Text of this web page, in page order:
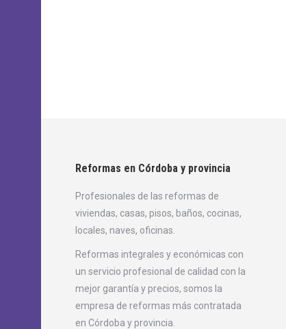
Reformas en Córdoba y provincia
Profesionales de las reformas de
viviendas, casas, pisos, baños, cocinas,
locales, naves, oficinas.
Reformas integrales y económicas con
un servicio profesional de calidad con la
mejor garantía y precios, somos la
empresa de reformas más contratada
en Córdoba y provincia.